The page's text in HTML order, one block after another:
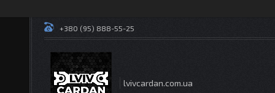
+380 (95) 888-55-25
lvivcardan.com.ua